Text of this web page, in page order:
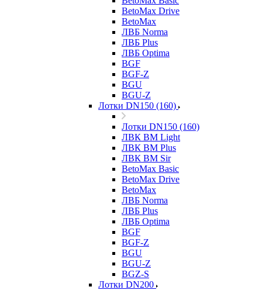
BetoMax Drive
BetoMax
ЛВБ Norma
ЛВБ Plus
ЛВБ Optima
BGF
BGF-Z
BGU
BGU-Z
Лотки DN150 (160)
Лотки DN150 (160)
ЛВК ВМ Light
ЛВК ВМ Plus
ЛВК ВМ Sir
BetoMax Basic
BetoMax Drive
BetoMax
ЛВБ Norma
ЛВБ Plus
ЛВБ Optima
BGF
BGF-Z
BGU
BGU-Z
BGZ-S
Лотки DN200